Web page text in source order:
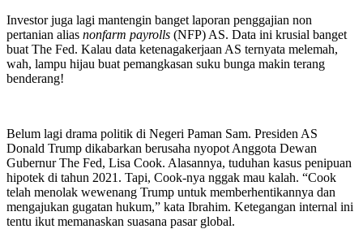
Investor juga lagi mantengin banget laporan penggajian non
pertanian alias nonfarm payrolls (NFP) AS. Data ini krusial banget
buat The Fed. Kalau data ketenagakerjaan AS ternyata melemah,
wah, lampu hijau buat pemangkasan suku bunga makin terang
benderang!
Belum lagi drama politik di Negeri Paman Sam. Presiden AS
Donald Trump dikabarkan berusaha nyopot Anggota Dewan
Gubernur The Fed, Lisa Cook. Alasannya, tuduhan kasus penipuan
hipotek di tahun 2021. Tapi, Cook-nya nggak mau kalah. “Cook
telah menolak wewenang Trump untuk memberhentikannya dan
mengajukan gugatan hukum,” kata Ibrahim. Ketegangan internal ini
tentu ikut memanaskan suasana pasar global.